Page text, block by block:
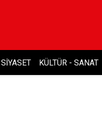
SIYASET KÜLTÜR - SANAT